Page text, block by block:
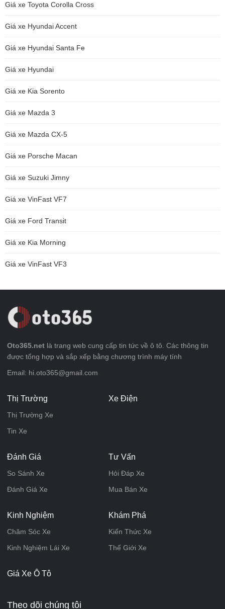
Giá xe Toyota Corolla Cross
Giá xe Hyundai Accent
Giá xe Hyundai Santa Fe
Giá xe Hyundai
Giá xe Kia Sorento
Giá xe Mazda 3
Giá xe Mazda CX-5
Giá xe Porsche Macan
Giá xe Suzuki Jimny
Giá xe VinFast VF7
Giá xe Ford Transit
Giá xe Kia Morning
Giá xe VinFast VF3
Oto365.net là trang web cung cấp tin tức về ô tô. Các thông tin
được tổng hợp và sắp xếp bằng chương trình máy tính
Email: hi.oto365@gmail.com
Thị Trường
Thị Trường Xe
Tin Xe
Xe Điện
Đánh Giá
So Sánh Xe
Đánh Giá Xe
Tư Vấn
Hỏi Đáp Xe
Mua Bán Xe
Kinh Nghiệm
Chăm Sóc Xe
Kinh Nghiệm Lái Xe
Khám Phá
Kiến Thức Xe
Thế Giới Xe
Giá Xe Ô Tô
Theo dõi chúng tôi